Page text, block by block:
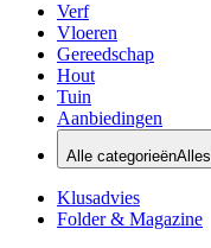
Verf
Vloeren
Gereedschap
Hout
Tuin
Aanbiedingen
Alle categorieënAlles
Klusadvies
Folder & Magazine